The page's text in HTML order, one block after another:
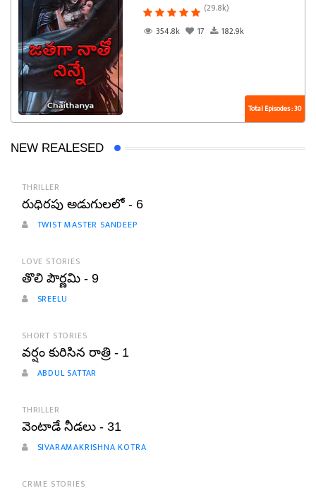
(29.8k)
354.8k
17 182.9k
Total Episodes : 30
NEW REALESED
THRILLER
రుధిరపు అడుగులలో - 6
TWIST MASTER SANDEEP
LOVE STORIES
తొలి పౌర్ణమి - 9
SREELU
SHORT STORIES
వర్షం కురిసిన రాత్రి - 1
ABDUL SATTAR
THRILLER
వెంటాడే నీడలు - 31
SIVARAMAKRISHNA KOTRA
CRIME STORIES